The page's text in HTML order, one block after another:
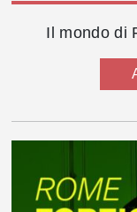
Il mondo di